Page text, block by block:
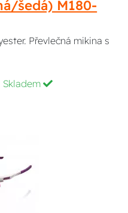
šedá) M180-
Převlečná mikina s
Skladem